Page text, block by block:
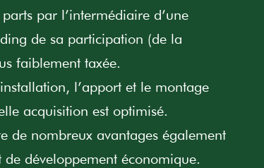
par l’intermédiaire d’une
de sa participation (de la
faiblement taxée.
l’apport et le montage
acquisition est optimisé.
de nombreux avantages également
développement économique.